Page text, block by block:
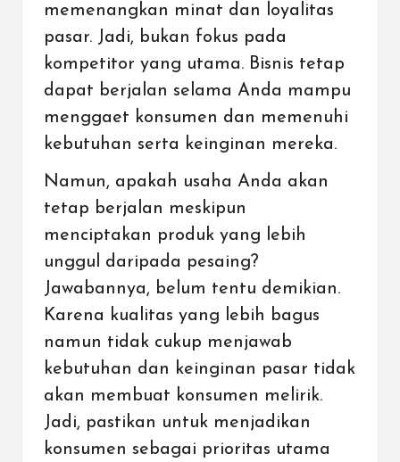
memenangkan minat dan loyalitas
pasar. Jadi, bukan fokus pada
kompetitor yang utama. Bisnis tetap
dapat berjalan selama Anda mampu
menggaet konsumen dan memenuhi
kebutuhan serta keinginan mereka.
Namun, apakah usaha Anda akan
tetap berjalan meskipun
menciptakan produk yang lebih
unggul daripada pesaing?
Jawabannya, belum tentu demikian.
Karena kualitas yang lebih bagus
namun tidak cukup menjawab
kebutuhan dan keinginan pasar tidak
akan membuat konsumen melirik.
Jadi, pastikan untuk menjadikan
konsumen sebagai prioritas utama